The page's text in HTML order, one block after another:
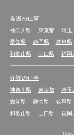
看護の仕事
神奈川県 東京都 埼玉
愛知県
静岡県 岐阜県
和歌山県
山口県 福岡
介護の仕事
神奈川県 東京都 埼玉
愛知県
静岡県 岐阜県
和歌山県
山口県 福岡